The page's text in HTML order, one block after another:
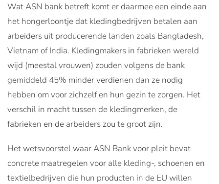
Wat ASN bank betreft komt er daarmee een einde aan
het hongerloontje dat kledingbedrijven betalen aan
arbeiders uit producerende landen zoals Bangladesh,
Vietnam of India. Kledingmakers in fabrieken wereld
wijd (meestal vrouwen) zouden volgens de bank
gemiddeld 45% minder verdienen dan ze nodig
hebben om voor zichzelf en hun gezin te zorgen. Het
verschil in macht tussen de kledingmerken, de
fabrieken en de arbeiders zou te groot zijn.
Het wetsvoorstel waar ASN Bank voor pleit bevat
concrete maatregelen voor alle kleding-, schoenen en
textielbedrijven die hun producten in de EU willen